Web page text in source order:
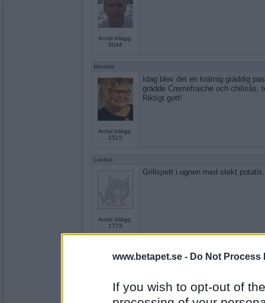
www.betapet.se - Do Not Process
If you wish to opt-out of
Antal inlägg:
5044
Minibitt
Antal inlägg:
2515
Idag blev det en krämig gräddig
grädde Cremefraiche och chilisås,
Riktigt gott!
Lackia
Antal inlägg:
1773
Grillspett i ugnen med stekt
Sill och potatis, ägg, dill, rödlök.